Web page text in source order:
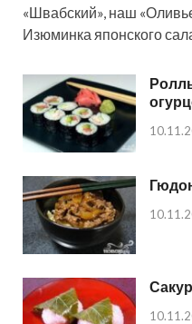
«Швабский», наш
Изюминка японского